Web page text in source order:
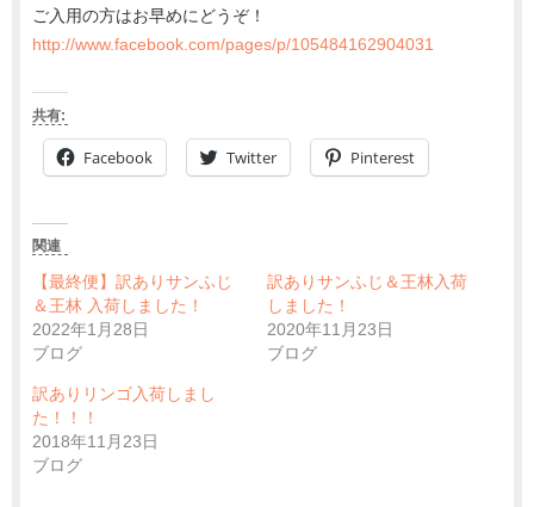
ご入用の方はお早めにどうぞ！
http://www.facebook.com/pages/p/105484162904031
共有:
Facebook Twitter Pinterest
関連
【最終便】訳ありサンふじ
＆王林 入荷しました！
2022年1月28日
ブログ
訳ありサンふじ＆王林入荷
しました！
2020年11月23日
ブログ
訳ありリンゴ入荷しまし
た！！！
2018年11月23日
ブログ